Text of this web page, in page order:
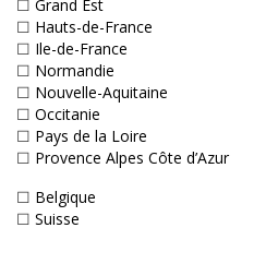
☐ Grand Est
☐ Hauts-de-France
☐ Ile-de-France
☐ Normandie
☐ Nouvelle-Aquitaine
☐ Occitanie
☐ Pays de la Loire
☐ Provence Alpes Côte d’Azur
☐ Belgique
☐ Suisse